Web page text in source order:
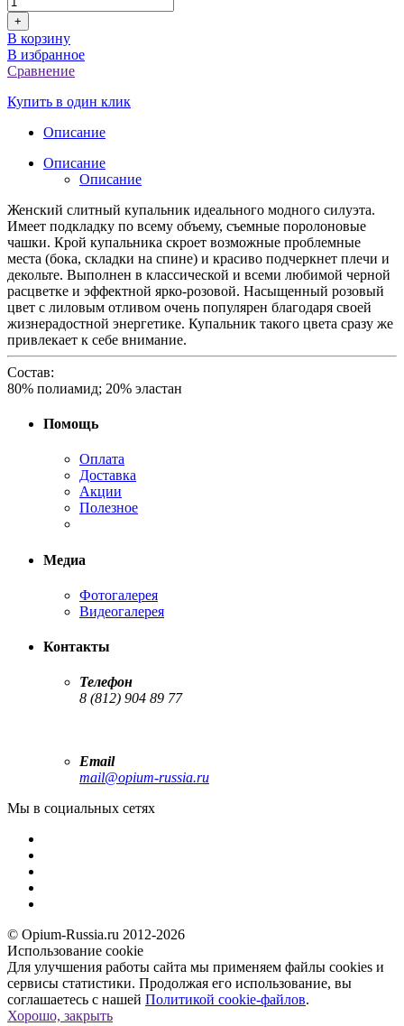
+
В корзину
В избранное
Сравнение
Купить в один клик
Описание
Описание
Описание
Женский слитный купальник идеального модного силуэта.
Имеет подкладку по всему объему, съемные поролоновые
чашки. Крой купальника скроет возможные проблемные
места (бока, складки на спине) и красиво подчеркнет плечи и
декольте. Выполнен в классической и всеми любимой черной
расцветке и эффектной ярко-розовой. Насыщенный розовый
цвет с лиловым отливом очень популярен благодаря своей
жизнерадостной энергетике. Купальник такого цвета сразу же
привлекает к себе внимание.
Состав:
80% полиамид; 20% эластан
Помощь
Оплата
Доставка
Акции
Полезное
Медиа
Фотогалерея
Видеогалерея
Контакты
Телефон
8 (812) 904 89 77
Email
mail@opium-russia.ru
Мы в социальных сетях
© Opium-Russia.ru 2012-2026
Использование cookie
Для улучшения работы сайта мы применяем файлы cookies и
сервисы статистики. Продолжая его использование, вы
соглашаетесь с нашей Политикой cookie-файлов.
Хорошо, закрыть